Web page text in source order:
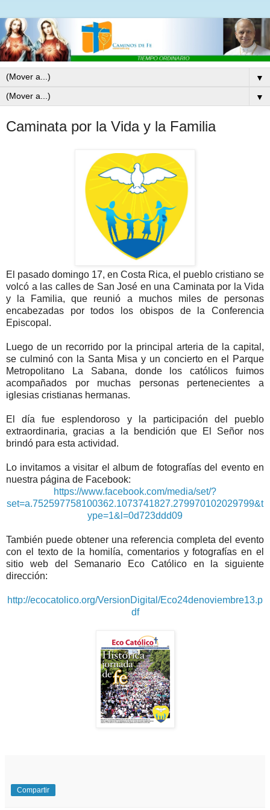
▼
▼
Caminata por la Vida y la Familia
El pasado domingo 17, en Costa Rica, el pueblo cristiano se
volcó a las calles de San José en una Caminata por la Vida
y la Familia, que reunió a muchos miles de personas
encabezadas por todos los obispos de la Conferencia
Episcopal.
Luego de un recorrido por la principal arteria de la capital,
se culminó con la Santa Misa y un concierto en el Parque
Metropolitano La Sabana, donde los católicos fuimos
acompañados por muchas personas pertenecientes a
iglesias cristianas hermanas.
El día fue esplendoroso y la participación del pueblo
extraordinaria, gracias a la bendición que El Señor nos
brindó para esta actividad.
Lo invitamos a visitar el album de fotografías del evento en
nuestra página de Facebook:
https://www.facebook.com/media/set/?
set=a.752597758100362.1073741827.279970102029799&t
ype=1&l=0d723ddd09
También puede obtener una referencia completa del evento
con el texto de la homilía, comentarios y fotografías en el
sitio web del Semanario Eco Católico en la siguiente
dirección:
http://ecocatolico.org/VersionDigital/Eco24denoviembre13.p
df
Compartir